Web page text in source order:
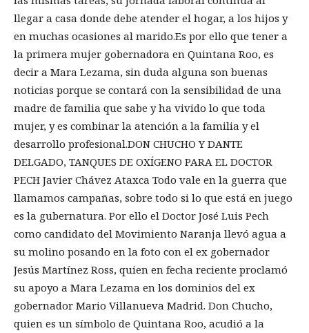
llegar a casa donde debe atender el hogar, a los hijos y
en muchas ocasiones al marido.Es por ello que tener a
la primera mujer gobernadora en Quintana Roo, es
decir a Mara Lezama, sin duda alguna son buenas
noticias porque se contará con la sensibilidad de una
madre de familia que sabe y ha vivido lo que toda
mujer, y es combinar la atención a la familia y el
desarrollo profesional.DON CHUCHO Y DANTE
DELGADO, TANQUES DE OXÍGENO PARA EL DOCTOR
PECH Javier Chávez Ataxca Todo vale en la guerra que
llamamos campañas, sobre todo si lo que está en juego
es la gubernatura. Por ello el Doctor José Luis Pech
como candidato del Movimiento Naranja llevó agua a
su molino posando en la foto con el ex gobernador
Jesús Martínez Ross, quien en fecha reciente proclamó
su apoyo a Mara Lezama en los dominios del ex
gobernador Mario Villanueva Madrid. Don Chucho,
quien es un símbolo de Quintana Roo, acudió a la